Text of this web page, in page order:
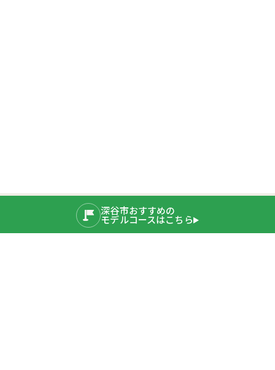
深谷市おすすめの
モデルコースはこちら